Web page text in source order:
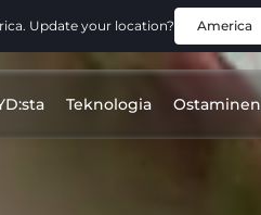
Update your location? America
Teknologia Ostaminen